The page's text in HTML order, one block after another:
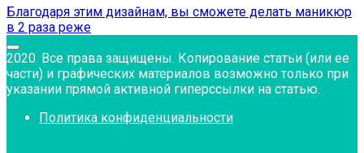
Благодаря этим дизайнам, вы сможете делать маникюр
в 2 раза реже
2020. Все права защищены. Копирование статьи (или ее
части) и графических материалов возможно только при
указании прямой активной гиперссылки на статью.
Политика конфиденциальности